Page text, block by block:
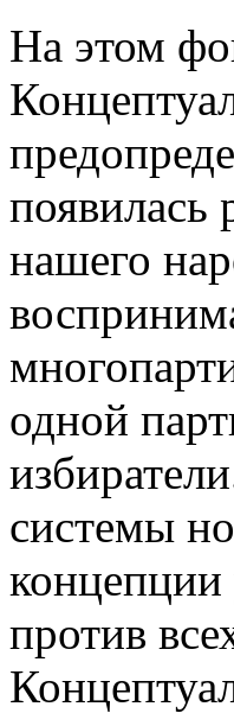
На этом
появилась
нашего
одной
системы
против